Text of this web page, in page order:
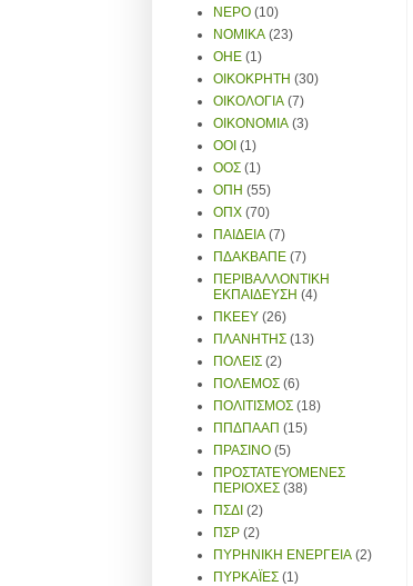
ΝΕΡΟ (10)
ΝΟΜΙΚΑ (23)
ΟΗΕ (1)
ΟΙΚΟΚΡΗΤΗ (30)
ΟΙΚΟΛΟΓΙΑ (7)
ΟΙΚΟΝΟΜΙΑ (3)
ΟΟΙ (1)
ΟΟΣ (1)
ΟΠΗ (55)
ΟΠΧ (70)
ΠΑΙΔΕΙΑ (7)
ΠΔΑΚΒΑΠΕ (7)
ΠΕΡΙΒΑΛΛΟΝΤΙΚΗ
ΕΚΠΑΙΔΕΥΣΗ (4)
ΠΚΕΕΥ (26)
ΠΛΑΝΗΤΗΣ (13)
ΠΟΛΕΙΣ (2)
ΠΟΛΕΜΟΣ (6)
ΠΟΛΙΤΙΣΜΟΣ (18)
ΠΠΔΠΑΑΠ (15)
ΠΡΑΣΙΝΟ (5)
ΠΡΟΣΤΑΤΕΥΟΜΕΝΕΣ
ΠΕΡΙΟΧΕΣ (38)
ΠΣΔΙ (2)
ΠΣΡ (2)
ΠΥΡΗΝΙΚΗ ΕΝΕΡΓΕΙΑ (2)
ΠΥΡΚΑΪΕΣ (1)